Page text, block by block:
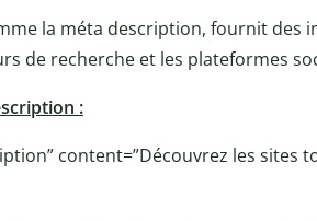
la méta description, fournit des
de recherche et les plateformes
:
content=”Découvrez les